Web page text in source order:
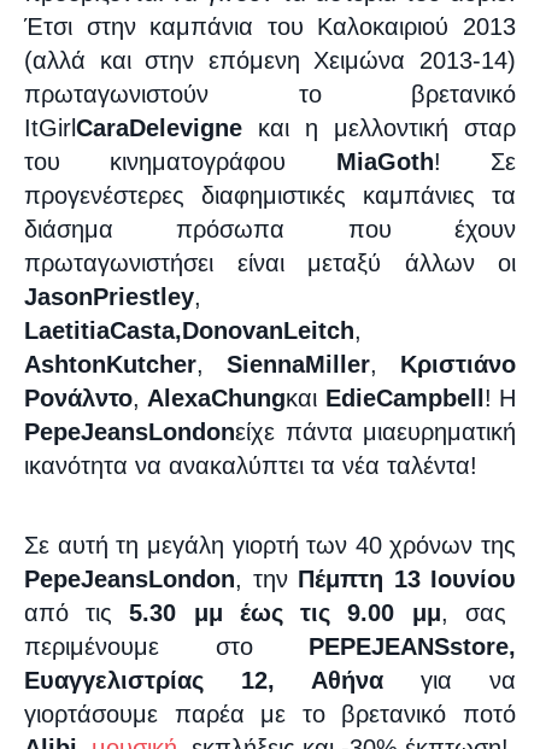
Έτσι στην καμπάνια του Καλοκαιριού 2013
(αλλά και στην επόμενη Χειμώνα 2013-14)
πρωταγωνιστούν το βρετανικό
ItGirlCaraDelevigne και η μελλοντική σταρ
του κινηματογράφου MiaGoth! Σε
προγενέστερες διαφημιστικές καμπάνιες τα
διάσημα πρόσωπα που έχουν
πρωταγωνιστήσει είναι μεταξύ άλλων οι
JasonPriestley,
LaetitiaCasta,DonovanLeitch,
AshtonKutcher, SiennaMiller, Κριστιάνο
Ρονάλντο, AlexaChungκαι EdieCampbell ! Η
PepeJeansLondonείχε πάντα μιαευρηματική
ικανότητα να ανακαλύπτει τα νέα ταλέντα!
Σε αυτή τη μεγάλη γιορτή των 40 χρόνων της
PepeJeansLondon, την Πέμπτη 13 Ιουνίου
από τις5.30 μμ έως τις 9.00 μμ, σας
περιμένουμε στο PEPEJEANSstore,
Ευαγγελιστρίας 12, Αθήνα για να
γιορτάσουμε παρέα με το βρετανικό ποτό